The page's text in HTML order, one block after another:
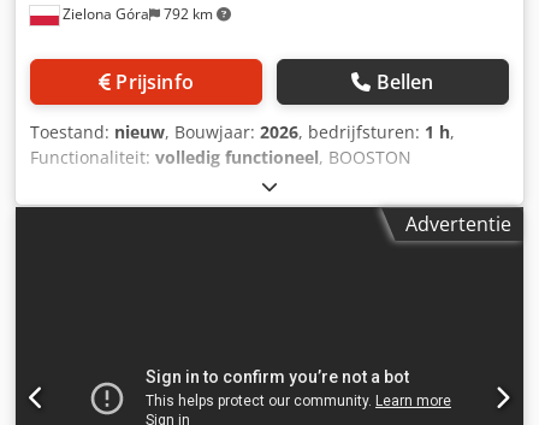
Zielona Góra 792 km
Prijsinfo Bellen
Toestand: nieuw, Bouwjaar: 2026, bedrijfsturen: 1 h,
Functionaliteit: volledig functioneel, BOOSTON
MACHINERY - Producent van machines en apparatuur voor
de prefabricage van houtskeletwoningen. Wij presenteren
een set montagetafels bestaande uit het model ER-01H +
Tafaandrijving: hydraulische cilinders, hydraulische pomp
- Totale breedte: 360cm (waarvan 300cm werkblad) -
Advertentie